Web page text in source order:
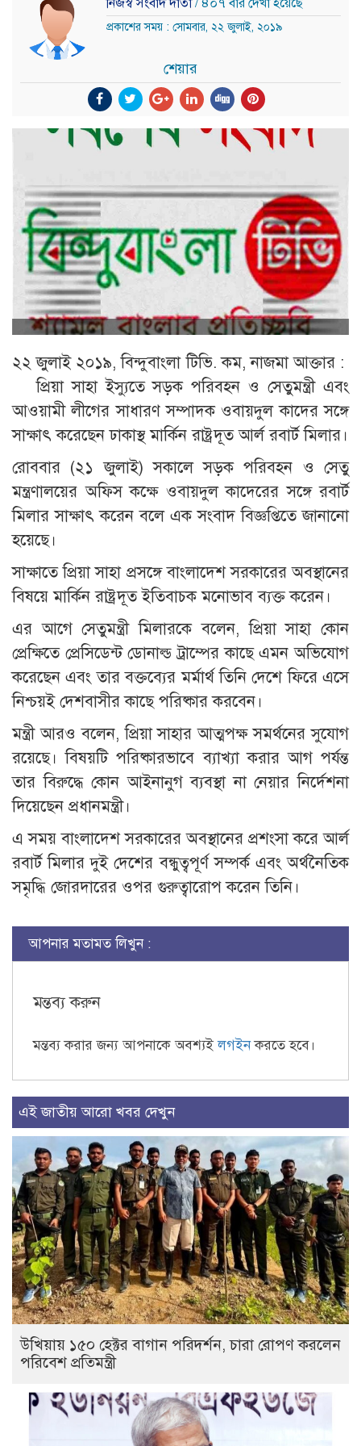
নিজস্ব সংবাদ দাতা/ ৪০৭ বার দেখা হয়েছে
প্রকাশের সময় : সোমবার, ২২ জুলাই, ২০১৯
শেয়ার
২২ জুলাই ২০১৯, বিন্দুবাংলা টিভি. কম, নাজমা আক্তার :
প্রিয়া সাহা ইস্যুতে সড়ক পরিবহন ও সেতুমন্ত্রী এবং
আওয়ামী লীগের সাধারণ সম্পাদক ওবায়দুল কাদের সঙ্গে
সাক্ষাৎ করেছেন ঢাকাস্থ মার্কিন রাষ্ট্রদূত আর্ল রবার্ট মিলার।
রোববার (২১ জুলাই) সকালে সড়ক পরিবহন ও সেতু
মন্ত্রণালয়ের অফিস কক্ষে ওবায়দুল কাদেরের সঙ্গে রবার্ট
মিলার সাক্ষাৎ করেন বলে এক সংবাদ বিজ্ঞপ্তিতে জানানো
হয়েছে।
সাক্ষাতে প্রিয়া সাহা প্রসঙ্গে বাংলাদেশ সরকারের অবস্থানের
বিষয়ে মার্কিন রাষ্ট্রদূত ইতিবাচক মনোভাব ব্যক্ত করেন।
এর আগে সেতুমন্ত্রী মিলারকে বলেন, প্রিয়া সাহা কোন
প্রেক্ষিতে প্রেসিডেন্ট ডোনাল্ড ট্রাম্পের কাছে এমন অভিযোগ
করেছেন এবং তার বক্তব্যের মর্মার্থ তিনি দেশে ফিরে এসে
নিশ্চয়ই দেশবাসীর কাছে পরিষ্কার করবেন।
মন্ত্রী আরও বলেন, প্রিয়া সাহার আত্মপক্ষ সমর্থনের সুযোগ
রয়েছে। বিষয়টি পরিষ্কারভাবে ব্যাখ্যা করার আগ পর্যন্ত
তার বিরুদ্ধে কোন আইনানুগ ব্যবস্থা না নেয়ার নির্দেশনা
দিয়েছেন প্রধানমন্ত্রী।
এ সময় বাংলাদেশ সরকারের অবস্থানের প্রশংসা করে আর্ল
রবার্ট মিলার দুই দেশের বন্ধুত্বপূর্ণ সম্পর্ক এবং অর্থনৈতিক
সমৃদ্ধি জোরদারের ওপর গুরুত্বারোপ করেন তিনি।
আপনার মতামত লিখুন :
মন্তব্য করুন
মন্তব্য করার জন্য আপনাকে অবশ্যইলগইনকরতে হবে।
এই জাতীয় আরো খবর দেখুন
উখিয়ায় ১৫০ হেক্টর বাগান পরিদর্শন, চারা রোপণ করলেন
পরিবেশ প্রতিমন্ত্রী